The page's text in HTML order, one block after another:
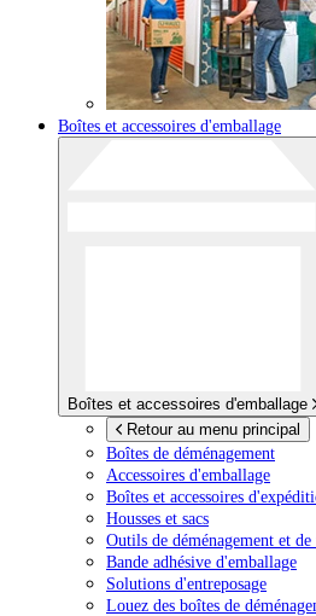
Boîtes et accessoires d'emballage
Boîtes et accessoires d'emballage
Retour au menu principal
Boîtes de déménagement
Accessoires d'emballage
Boîtes et accessoires
Housses et sacs
Outils de déménagement et
Bande adhésive d'emballage
Solutions d'entreposage
Louez des boîtes de